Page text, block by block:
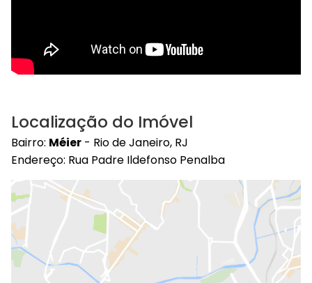
Localização do Imóvel
Bairro: Méier - Rio de Janeiro, RJ
Endereço: Rua Padre Ildefonso Penalba